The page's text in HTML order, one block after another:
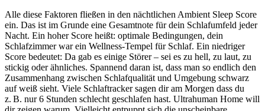
Alle diese Faktoren fließen in den nächtlichen Ambient Sleep Score
ein. Das ist im Grunde eine Gesamtnote für dein Schlafumfeld jeder
Nacht. Ein hoher Score heißt: optimale Bedingungen, dein
Schlafzimmer war ein Wellness-Tempel für Schlaf. Ein niedriger
Score bedeutet: Da gab es einige Störer – sei es zu hell, zu laut, zu
stickig oder ähnliches. Spannend daran ist, dass man so endlich den
Zusammenhang zwischen Schlafqualität und Umgebung schwarz
auf weiß sieht. Viele Schlaftracker sagen dir am Morgen dass du
z. B. nur 6 Stunden schlecht geschlafen hast. Ultrahuman Home will